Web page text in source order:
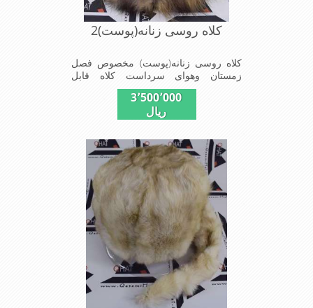
کلاه روسی زنانه(پوست)2
کلاه روسی زنانه(پوست) مخصوص فصل
زمستان وهوای سرداست کلاه قابل
استفاده درسایزهای 58-59می باشد(فری
سایز)وجنس این کلاه ازپوست طبیی(خَز)
تهیه شده است وآستری آن ازجنس ساتن
باشدبه همین دلیل به راحتی درسوزهای
سرد زمستانی تمامی سروپشت گردن رو
گرم نگاه می دارد
3٬500٬000
ریال